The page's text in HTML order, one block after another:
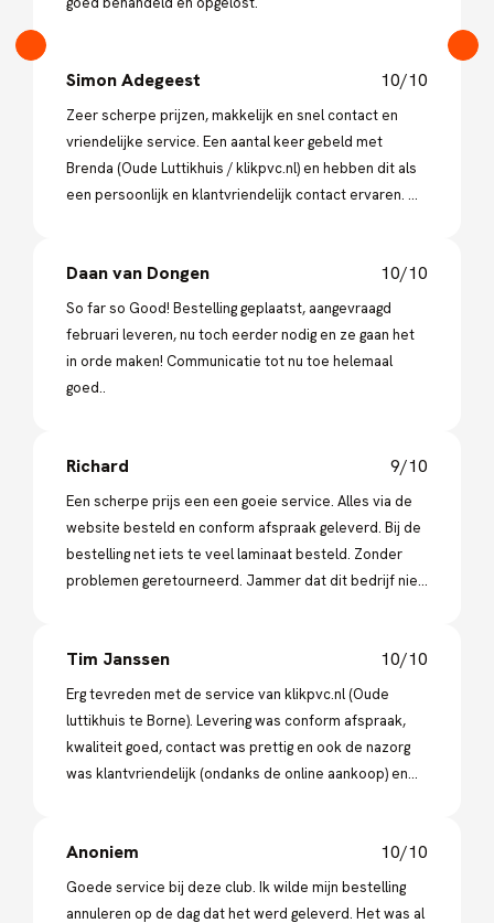
Simon Adegeest 10/10
Zeer scherpe prijzen, makkelijk en snel contact en
vriendelijke service. Een aantal keer gebeld met
Brenda (Oude Luttikhuis / klikpvc.nl) en hebben dit als
een persoonlijk en klantvriendelijk contact ervaren. Wij
Daan van Dongen 10/10
So far so Good! Bestelling geplaatst, aangevraagd
februari leveren, nu toch eerder nodig en ze gaan het
in orde maken! Communicatie tot nu toe helemaal
goed..
Richard 9/10
Een scherpe prijs een een goeie service. Alles via de
website besteld en conform afspraak geleverd. Bij de
bestelling net iets te veel laminaat besteld. Zonder
problemen geretourneerd. Jammer dat dit bedrijf niet
Tim Janssen 10/10
Erg tevreden met de service van klikpvc.nl (Oude
luttikhuis te Borne). Levering was conform afspraak,
kwaliteit goed, contact was prettig en ook de nazorg
was klantvriendelijk (ondanks de online aankoop) en
Anoniem 10/10
Goede service bij deze club. Ik wilde mijn bestelling
annuleren op de dag dat het werd geleverd. Het was al